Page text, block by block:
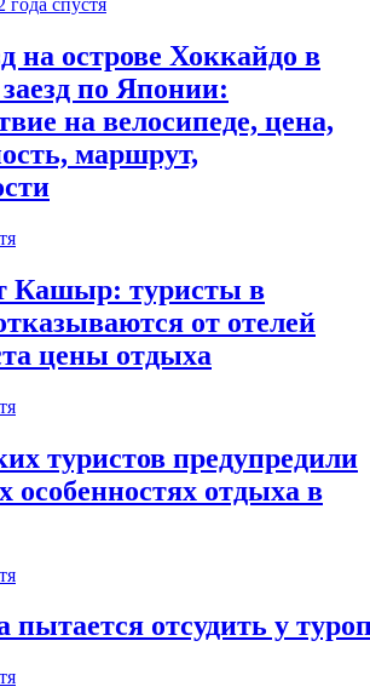
года спустя
на острове Хоккайдо в
по Японии:
на велосипеде, цена,
маршрут,
Кашыр: туристы в
от отелей
цены отдыха
туристов предупредили
особенностях отдыха в
пытается отсудить у